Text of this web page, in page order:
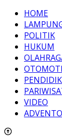
HOME
POLITIK
HUKUM
VIDEO